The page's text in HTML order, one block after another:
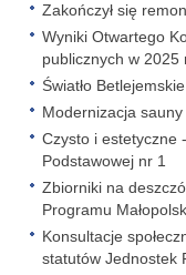
Zakończył się
Wyniki Otwartego
publicznych w 2025
Światło
Modernizacja
Czysto i estetyczne
Podstawowej nr 1
Zbiorniki na
Programu
Konsultacje
statutów Jednostek